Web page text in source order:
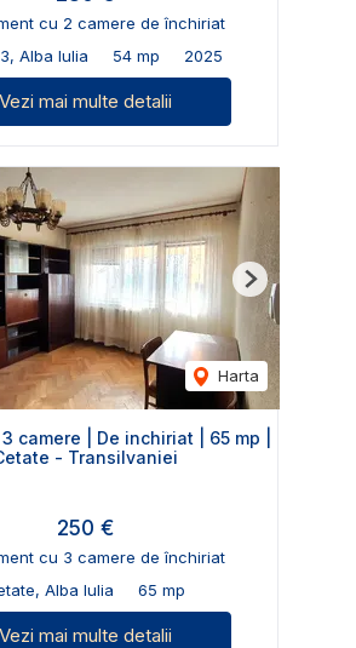
cu 2 camere de închiriat
Alba Iulia
54 mp 2025
Vezi mai multe detalii
Harta
Next
camere | De inchiriat | 65 mp |
- Transilvaniei
250 €
cu 3 camere de închiriat
Alba Iulia
65 mp
Vezi mai multe detalii